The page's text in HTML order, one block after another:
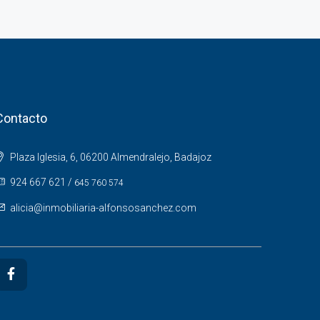
Plaza Iglesia, 6, 06200 Almendralejo, Badajoz
924 667 621 / 645 760 574
alicia@inmobiliaria-alfonsosanchez.com